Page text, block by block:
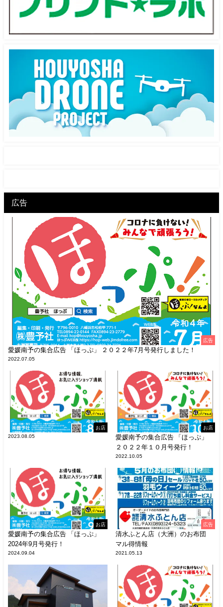
広告
広告
愛媛南予の集合広告 「ほっぷ」 ２０２２年7月号発行しました！
2022.07.05
お店
2023.08.05
お店
愛媛南予の集合広告 「ほっぷ」
２０２２年１０月号発行！
2022.10.05
お店
愛媛南予の集合広告 「ほっぷ」
2024年9月号発行！
2024.09.04
広告
清水ふとん店（大洲）のお布団
マル得情報
2021.05.13